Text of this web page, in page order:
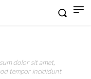
dolor sit amet,
tempor incididunt